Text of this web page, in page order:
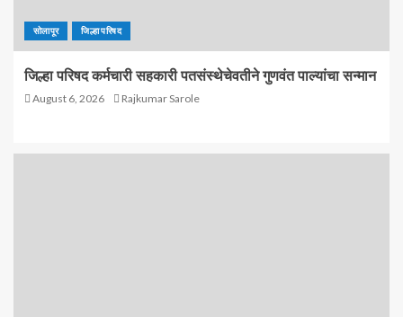
सोलापूर जिल्हा परिषद
जिल्हा परिषद कर्मचारी सहकारी पतसंस्थेचेवतीने गुणवंत पाल्यांचा सन्मान
August 6, 2026 Rajkumar Sarole